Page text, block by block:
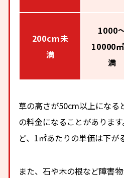
200cm未
満
1000
10000
満
草の高さが50cm以上になる
の料金になることがありま
ど、1㎡あたりの単価は下が
また、石や木の根など障害